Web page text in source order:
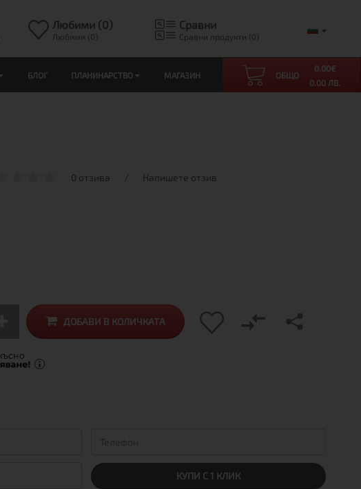
Любими (0)
Любими (0)
Сравни
Сравни продукти (0)
БЛОГ ПЛАНИНАРСТВО МАГАЗИН ОБЩО
0.00€
0.00 ЛВ.
0 отзива / Напишете отзив
ДОБАВИ В КОЛИЧКАТА
КУПИ С 1 КЛИК